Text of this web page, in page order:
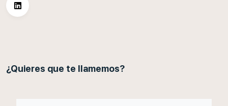
¿Quieres que te llamemos?